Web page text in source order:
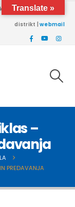
univerziteta Brčko
distrikt |webmail
–
PREDAVANJA
Translate »